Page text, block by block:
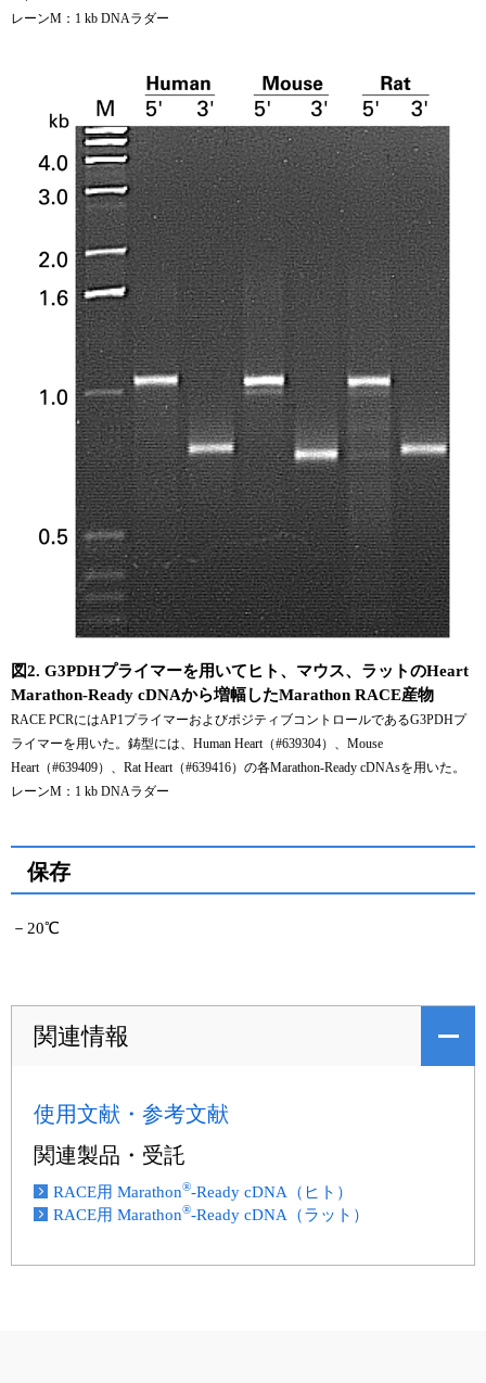
レーンM：1 kb DNAラダー
図2. G3PDHプライマーを用いてヒト、マウス、ラットのHeart
Marathon-Ready cDNAから増幅したMarathon RACE産物
RACE PCRにはAP1プライマーおよびポジティブコントロールであるG3PDHプ
ライマーを用いた。鋳型には、Human Heart（#639304）、Mouse
Heart（#639409）、Rat Heart（#639416）の各Marathon-Ready cDNAsを用いた。
レーンM：1 kb DNAラダー
保存
－20℃
関連情報
使用文献・参考文献
関連製品・受託
RACE用 Marathon®-Ready cDNA（ヒト）
RACE用 Marathon®-Ready cDNA（ラット）